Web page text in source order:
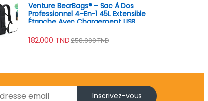
Venture BearBags® – Sac À Dos
Professionnel 4-En-1 45L Extensible
Étanche Avec Chargement USB
182.000 TND 258.000TND
Inscrivez-vous